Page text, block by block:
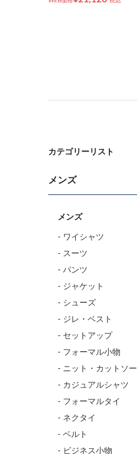
カテゴリーリスト
メンズ
メンズ
- ワイシャツ
- スーツ
- パンツ
- ジャケット
- シューズ
- ジレ・ベスト
- セットアップ
- フォーマル小物
- ニット・カットソー
- カジュアルシャツ
- フォーマルタイ
- ネクタイ
- ベルト
- ビジネス小物